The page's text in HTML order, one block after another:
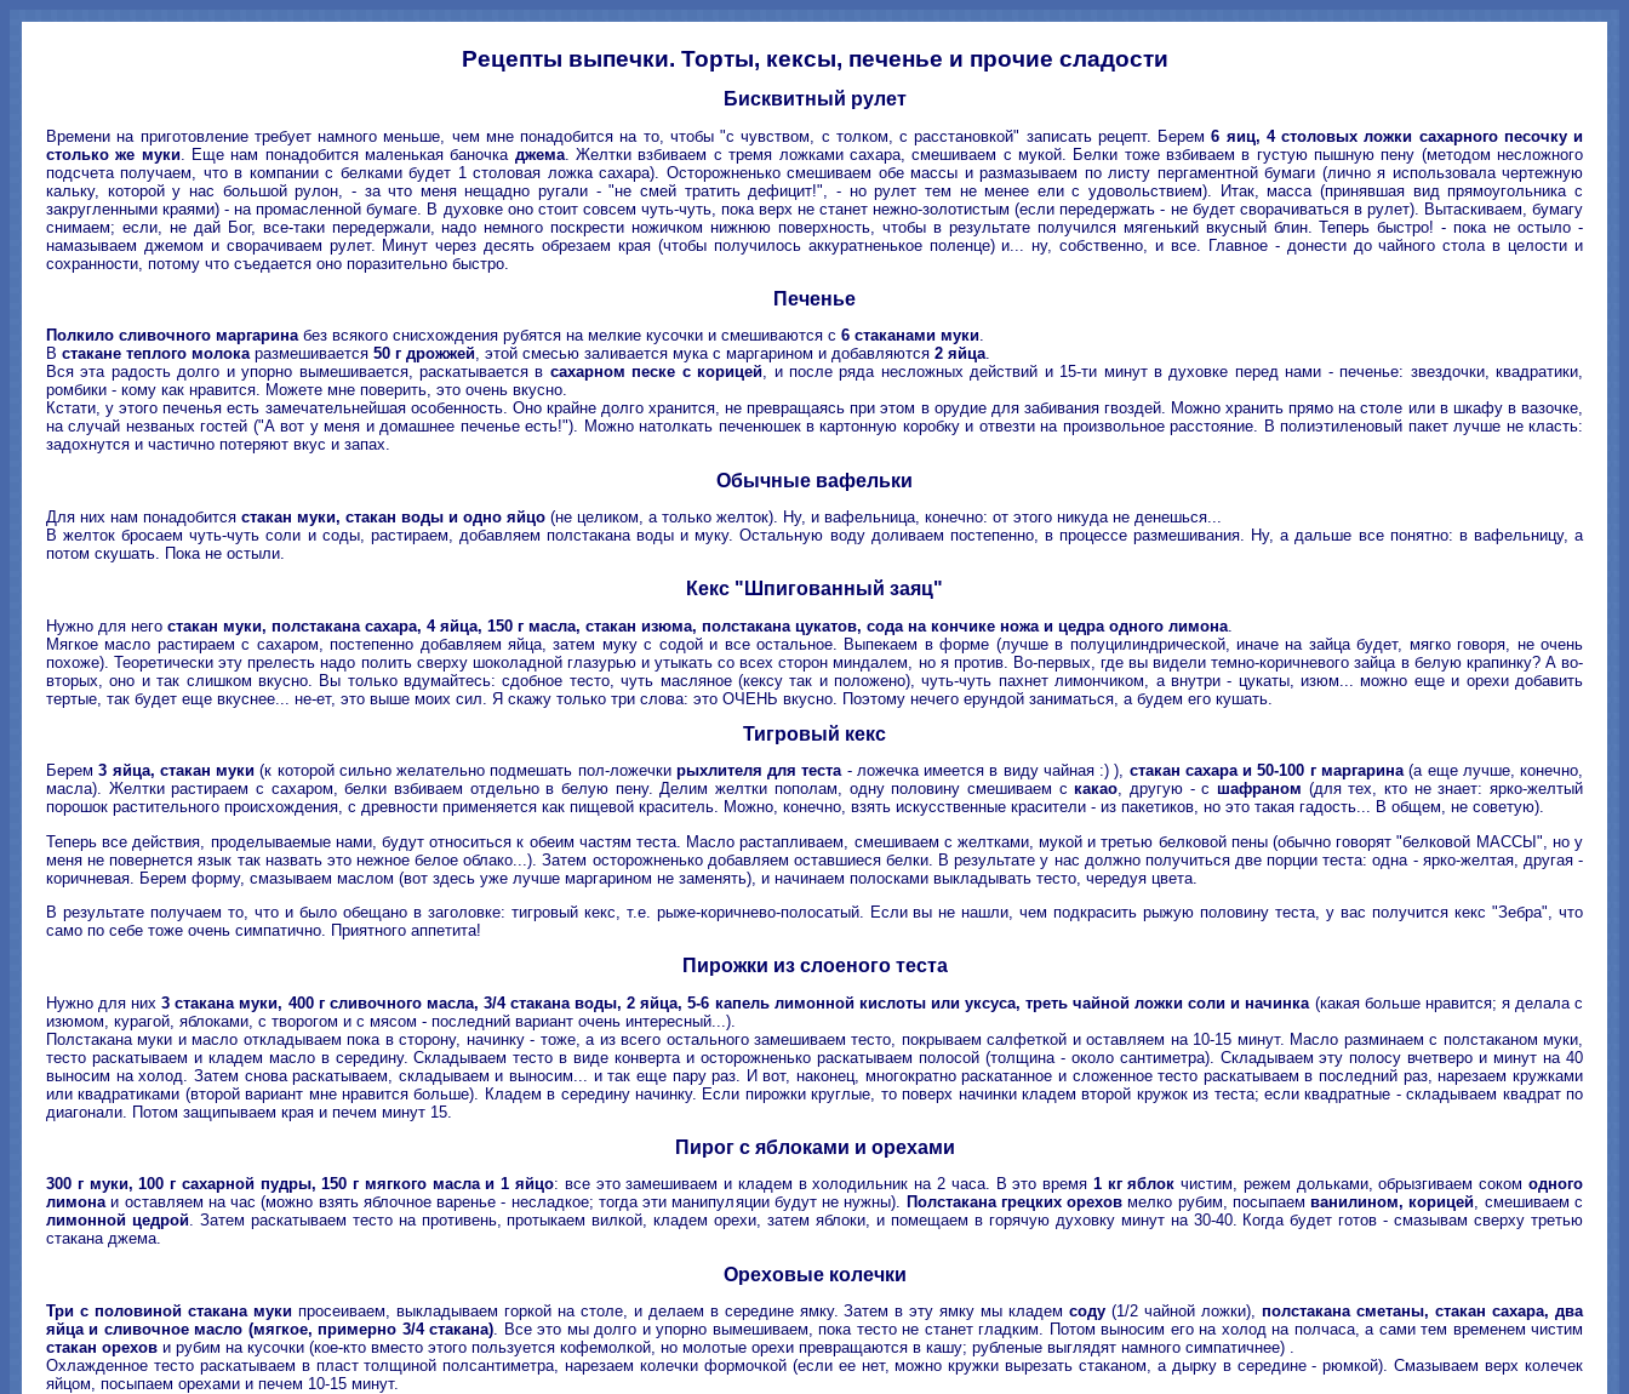
Рецепты выпечки. Торты, кексы, печенье и прочие сладости
Бисквитный рулет
Времени на приготовление требует намного меньше, чем мне понадобится на то, чтобы "с чувством, с толком, с расстановкой" записать рецепт. Берем6 яиц, 4 столовых ложки сахарного песочку и
столько же муки. Еще нам понадобится маленькая баночка джема. Желтки взбиваем с тремя ложками сахара, смешиваем с мукой. Белки тоже взбиваем в густую пышную пену (методом несложного
подсчета получаем, что в компании с белками будет 1 столовая ложка сахара). Осторожненько смешиваем обе массы и размазываем по листу пергаментной бумаги (лично я использовала чертежную
кальку, которой у нас большой рулон, - за что меня нещадно ругали - "не смей тратить дефицит!", - но рулет тем не менее ели с удовольствием). Итак, масса (принявшая вид прямоугольника с
закругленными краями) - на промасленной бумаге. В духовке оно стоит совсем чуть-чуть, пока верх не станет нежно-золотистым (если передержать - не будет сворачиваться в рулет). Вытаскиваем, бумагу
снимаем; если, не дай Бог, все-таки передержали, надо немного поскрести ножичком нижнюю поверхность, чтобы в результате получился мягенький вкусный блин. Теперь быстро! - пока не остыло -
намазываем джемом и сворачиваем рулет. Минут через десять обрезаем края (чтобы получилось аккуратненькое поленце) и... ну, собственно, и все. Главное - донести до чайного стола в целости и
сохранности, потому что съедается оно поразительно быстро.
Печенье
Полкило сливочного маргаринабез всякого снисхождения рубятся на мелкие кусочки и смешиваются с 6 стаканами муки.
В стакане теплого молокаразмешивается 50 г дрожжей, этой смесью заливается мука с маргарином и добавляются 2 яйца.
Вся эта радость долго и упорно вымешивается, раскатывается в сахарном песке с корицей, и после ряда несложных действий и 15-ти минут в духовке перед нами - печенье: звездочки, квадратики,
ромбики - кому как нравится. Можете мне поверить, это очень вкусно.
Кстати, у этого печенья есть замечательнейшая особенность. Оно крайне долго хранится, не превращаясь при этом в орудие для забивания гвоздей. Можно хранить прямо на столе или в шкафу в вазочке,
на случай незваных гостей ("А вот у меня и домашнее печенье есть!"). Можно натолкать печенюшек в картонную коробку и отвезти на произвольное расстояние. В полиэтиленовый пакет лучше не класть:
задохнутся и частично потеряют вкус и запах.
Обычные вафельки
Для них нам понадобится стакан муки, стакан воды и одно яйцо (не целиком, а только желток). Ну, и вафельница, конечно: от этого никуда не денешься...
В желток бросаем чуть-чуть соли и соды, растираем, добавляем полстакана воды и муку. Остальную воду доливаем постепенно, в процессе размешивания. Ну, а дальше все понятно: в вафельницу, а
потом скушать. Пока не остыли.
Кекс "Шпигованный заяц"
Нужно для него стакан муки, полстакана сахара, 4 яйца, 150 г масла, стакан изюма, полстакана цукатов, сода на кончике ножа и цедра одного лимона
Мягкое масло растираем с сахаром, постепенно добавляем яйца, затем муку с содой и все остальное. Выпекаем в форме (лучше в полуцилиндрической, иначе на зайца будет, мягко говоря, не очень
похоже). Теоретически эту прелесть надо полить сверху шоколадной глазурью и утыкать со всех сторон миндалем, но я против. Во-первых, где вы видели темно-коричневого зайца в белую крапинку? А во-
вторых, оно и так слишком вкусно. Вы только вдумайтесь: сдобное тесто, чуть масляное (кексу так и положено), чуть-чуть пахнет лимончиком, а внутри - цукаты, изюм... можно еще и орехи добавить
тертые, так будет еще вкуснее... не-ет, это выше моих сил. Я скажу только три слова: это ОЧЕНЬ вкусно. Поэтому нечего ерундой заниматься, а будем его кушать.
Тигровый кекс
Берем3 яйца, стакан муки (к которой сильно желательно подмешать пол-ложечки рыхлителя для теста- ложечка имеется в виду чайная :) ), стакан сахара и 50-100 г маргарина(а еще лучше, конечно,
масла). Желтки растираем с сахаром, белки взбиваем отдельно в белую пену. Делим желтки пополам, одну половину смешиваем скакао, другую - с шафраном (для тех, кто не знает: ярко-желтый
порошок растительного происхождения, с древности применяется как пищевой краситель. Можно, конечно, взять искусственные красители - из пакетиков, но это такая гадость... В общем, не советую).
Теперь все действия, проделываемые нами, будут относиться к обеим частям теста. Масло растапливаем, смешиваем с желтками, мукой и третью белковой пены (обычно говорят "белковой МАССЫ", но у
меня не повернется язык так назвать это нежное белое облако...). Затем осторожненько добавляем оставшиеся белки. В результате у нас должно получиться две порции теста: одна - ярко-желтая, другая -
коричневая. Берем форму, смазываем маслом (вот здесь уже лучше маргарином не заменять), и начинаем полосками выкладывать тесто, чередуя цвета.
В результате получаем то, что и было обещано в заголовке: тигровый кекс, т.е. рыже-коричнево-полосатый. Если вы не нашли, чем подкрасить рыжую половину теста, у вас получится кекс "Зебра", что
само по себе тоже очень симпатично. Приятного аппетита!
Пирожки из слоеного теста
Нужно для них3 стакана муки, 400 г сливочного масла, 3/4 стакана воды, 2 яйца, 5-6 капель лимонной кислоты или уксуса, треть чайной ложки соли и начинка (какая больше нравится; я делала с
изюмом, курагой, яблоками, с творогом и с мясом - последний вариант очень интересный...).
Полстакана муки и масло откладываем пока в сторону, начинку - тоже, а из всего остального замешиваем тесто, покрываем салфеткой и оставляем на 10-15 минут. Масло разминаем с полстаканом муки,
тесто раскатываем и кладем масло в середину. Складываем тесто в виде конверта и осторожненько раскатываем полосой (толщина - около сантиметра). Складываем эту полосу вчетверо и минут на 40
выносим на холод. Затем снова раскатываем, складываем и выносим... и так еще пару раз. И вот, наконец, многократно раскатанное и сложенное тесто раскатываем в последний раз, нарезаем кружками
или квадратиками (второй вариант мне нравится больше). Кладем в середину начинку. Если пирожки круглые, то поверх начинки кладем второй кружок из теста; если квадратные - складываем квадрат по
диагонали. Потом защипываем края и печем минут 15.
Пирог с яблоками и орехами
300 г муки, 100 г сахарной пудры, 150 г мягкого масла и 1 яйцо: все это замешиваем и кладем в холодильник на 2 часа. В это время 1 кг яблок чистим, режем дольками, обрызгиваем сокомодного
лимонаи оставляем на час (можно взять яблочное варенье - несладкое; тогда эти манипуляции будут не нужны). Полстакана грецких орехов мелко рубим, посыпаемванилином, корицей, смешиваем с
лимонной цедрой. Затем раскатываем тесто на противень, протыкаем вилкой, кладем орехи, затем яблоки, и помещаем в горячую духовку минут на 30-40. Когда будет готов - смазывам сверху третью
стакана джема.
Ореховые колечки
Три с половиной стакана мукипросеиваем, выкладываем горкой на столе, и делаем в середине ямку. Затем в эту ямку мы кладемсоду (1/2 чайной ложки),полстакана сметаны, стакан сахара, два
яйца и сливочное масло (мягкое, примерно 3/4 стакана) . Все это мы долго и упорно вымешиваем, пока тесто не станет гладким. Потом выносим его на холод на полчаса, а сами тем временем чистим
стакан орехов и рубим на кусочки (кое-кто вместо этого пользуется кофемолкой, но молотые орехи превращаются в кашу; рубленые выглядят намного симпатичнее) .
Охлажденное тесто раскатываем в пласт толщиной полсантиметра, нарезаем колечки формочкой (если ее нет, можно кружки вырезать стаканом, а дырку в середине - рюмкой). Смазываем верх колечек
яйцом, посыпаем орехами и печем 10-15 минут.